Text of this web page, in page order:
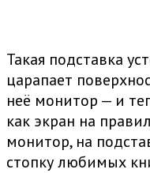
Такая подставка
царапает
неё монитор — и
как экран на
монитор, на
стопку любимых